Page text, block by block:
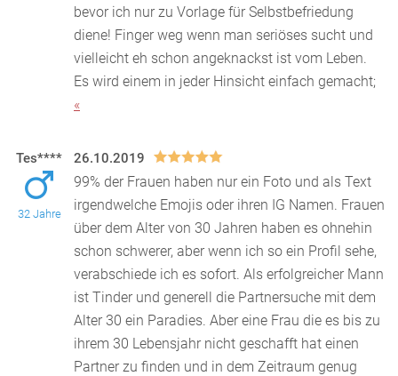
bevor ich nur zu Vorlage für Selbstbefriedung
diene! Finger weg wenn man seriöses sucht und
vielleicht eh schon angeknackst ist vom Leben.
Es wird einem in jeder Hinsicht einfach gemacht;
«
Tes****
32 Jahre
26.10.2019
99% der Frauen haben nur ein Foto und als Text
irgendwelche Emojis oder ihren IG Namen. Frauen
über dem Alter von 30 Jahren haben es ohnehin
schon schwerer, aber wenn ich so ein Profil sehe,
verabschiede ich es sofort. Als erfolgreicher Mann
ist Tinder und generell die Partnersuche mit dem
Alter 30 ein Paradies. Aber eine Frau die es bis zu
ihrem 30 Lebensjahr nicht geschafft hat einen
Partner zu finden und in dem Zeitraum genug